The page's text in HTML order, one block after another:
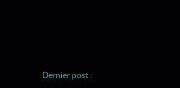
Dernier post :